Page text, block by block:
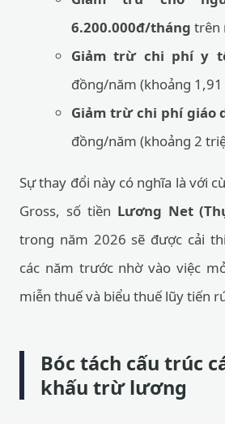
6.200.000đ/tháng trên
Giảm trừ chi phí y
đồng/năm (khoảng
Giảm trừ chi phí giáo
đồng/năm (khoảng 2
Sự thay đổi này có nghĩa là với
Gross, số tiền Lương Net
trong năm 2026 sẽ được cải
các năm trước nhờ vào việc
miễn thuế và biểu thuế lũy tiến
Bóc tách cấu trúc
khấu trừ lương